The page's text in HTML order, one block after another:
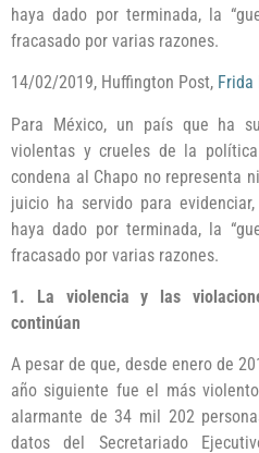
haya dado por terminada, la
fracasado por varias razones.
14/02/2019, Huffington Post,
Para México, un país que ha
violentas y crueles de la
condena al Chapo no representa
juicio ha servido para
haya dado por terminada, la
fracasado por varias razones.
1. La violencia y las
continúan
A pesar de que, desde enero de
año siguiente fue el más
alarmante de 34 mil 202
datos del Secretariado